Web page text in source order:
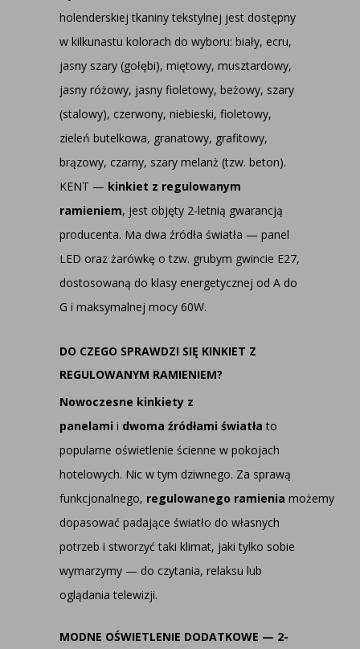
holenderskiej tkaniny tekstylnej jest dostępny
w kilkunastu kolorach do wyboru: biały, ecru,
jasny szary (gołębi), miętowy, musztardowy,
jasny różowy, jasny fioletowy, beżowy, szary
(stalowy), czerwony, niebieski, fioletowy,
zieleń butelkowa, granatowy, grafitowy,
brązowy, czarny, szary melanż (tzw. beton).
KENT — kinkiet z regulowanym
ramieniem, jest objęty 2-letnią gwarancją
producenta. Ma dwa źródła światła — panel
LED oraz żarówkę o tzw. grubym gwincie E27,
dostosowaną do klasy energetycznej od A do
G i maksymalnej mocy 60W.
DO CZEGO SPRAWDZI SIĘ KINKIET Z
REGULOWANYM RAMIENIEM?
Nowoczesne kinkiety z
panelami i dwoma źródłami światła to
popularne oświetlenie ścienne w pokojach
hotelowych. Nic w tym dziwnego. Za sprawą
funkcjonalnego, regulowanego ramienia możemy
dopasować padające światło do własnych
potrzeb i stworzyć taki klimat, jaki tylko sobie
wymarzymy — do czytania, relaksu lub
oglądania telewizji.
MODNE OŚWIETLENIE DODATKOWE — 2-